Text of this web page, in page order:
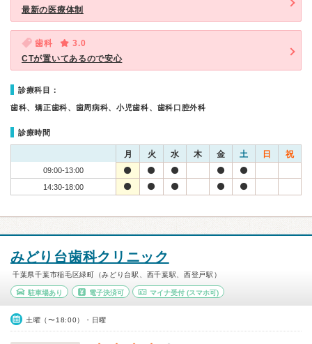
最新の医療体制
歯科
3.0
CTが置いてあるので安心
診療科目：
歯科、矯正歯科、歯周病科、小児歯科、歯科口腔外科
診療時間
月 火 水 木 金 土 日 祝
09:00-13:00
14:30-18:00
みどり台歯科クリニック
千葉県千葉市稲毛区緑町（みどり台駅、西千葉駅、西登戸駅）
駐車場あり 電子決済可 マイナ受付 (スマホ可)
土曜（〜18:00）・日曜